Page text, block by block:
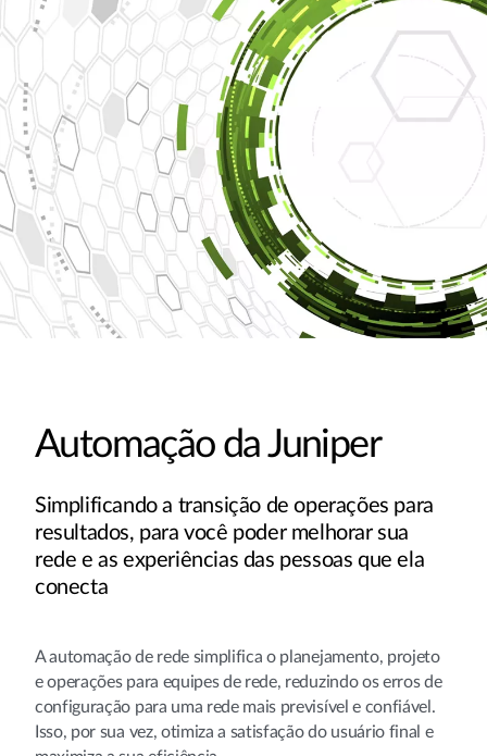
Automação da Juniper
Simplificando a transição de operações para
resultados, para você poder melhorar sua
rede e as experiências das pessoas que ela
conecta
A automação de rede simplifica o planejamento, projeto
e operações para equipes de rede, reduzindo os erros de
configuração para uma rede mais previsível e confiável.
Isso, por sua vez, otimiza a satisfação do usuário final e